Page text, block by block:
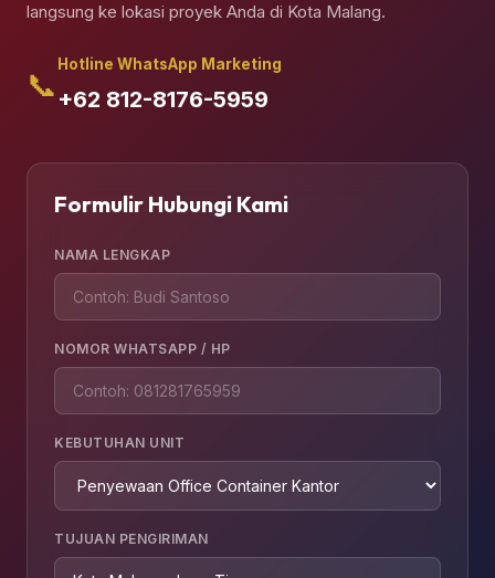
langsung ke lokasi proyek Anda di Kota Malang.
📞
Hotline WhatsApp Marketing
+62 812-8176-5959
Formulir Hubungi Kami
NAMA LENGKAP
NOMOR WHATSAPP / HP
KEBUTUHAN UNIT
TUJUAN PENGIRIMAN